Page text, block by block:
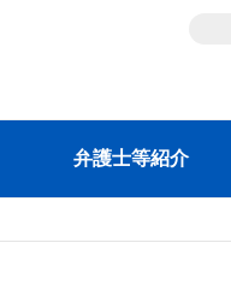
弁護士等紹介